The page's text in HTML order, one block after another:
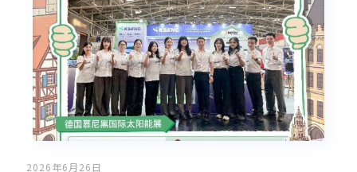
2026年6月26日